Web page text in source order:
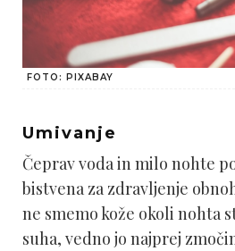
FOTO: PIXABAY
Umivanje
Čeprav voda in milo nohte
bistvena za zdravljenje
ne smemo kože okoli nohta
suha, vedno jo najprej